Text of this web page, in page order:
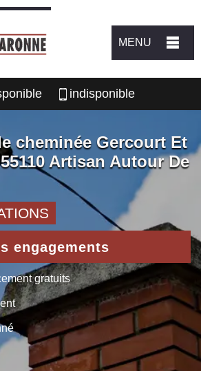
MENU
indisponible
cheminée Gercourt Et
Artisan Autour De
engagements
gratuits